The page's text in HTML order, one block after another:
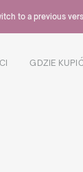
to a previous
GDZIE